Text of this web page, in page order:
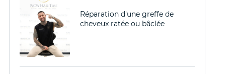
Réparation d'une greffe de
cheveux ratée ou bâclée